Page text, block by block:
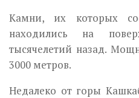
Камни, их которых
находились на
тысячелетий назад.
3000 метров.
Недалеко от горы